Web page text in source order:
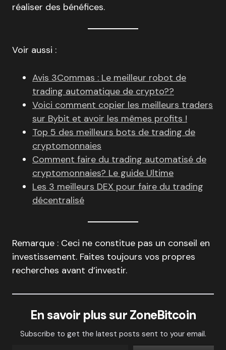
réaliser des bénéfices.
Voir aussi :
Avis 3Commas : Le meilleur robot de
trading automatique de crypto??
Voici comment copier les meilleurs traders
sur Bybit et avoir les mêmes profits !
Top 5 des meilleurs bots de trading de
cryptomonnaies
Comment faire du trading automatisé de
cryptomonnaies? Le guide Ultime
Les 3 meilleurs DEX pour faire du trading
décentralisé
Remarque : Ceci ne constitue pas un conseil en
investissement. Faites toujours vos propres
recherches avant d’investir.
En savoir plus sur ZoneBitcoin
Subscribe to get the latest posts sent to your email.